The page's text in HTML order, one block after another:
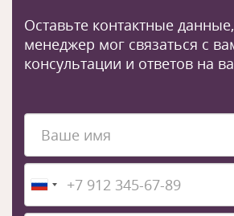
Оставьте контактные
менеджер мог связаться с
консультации и ответов на